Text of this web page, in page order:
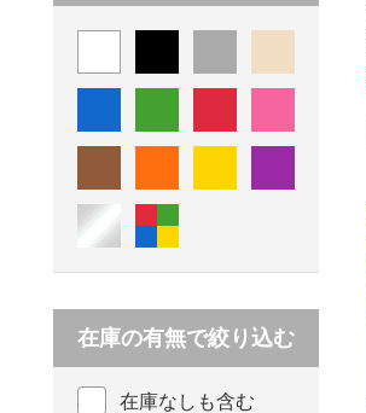
在庫の有無で絞り込む
在庫なしも含む